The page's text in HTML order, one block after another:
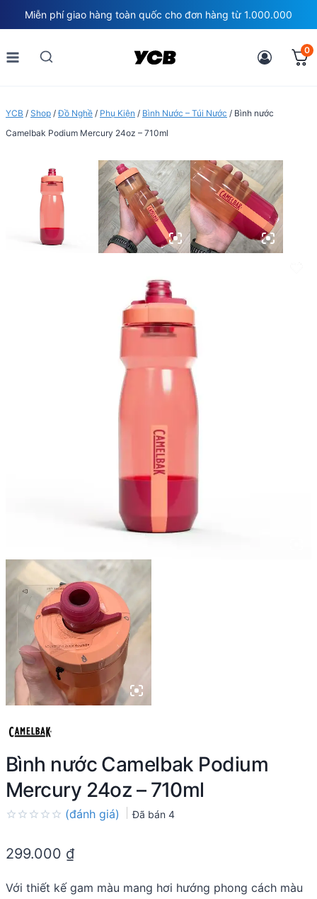
to
content
Miễn phí giao hàng toàn quốc cho đơn hàng từ 1.000.000
0
YCB / Shop /Đồ Nghề / Phụ Kiện / Bình Nước – Túi Nước / Bình nước
Camelbak Podium Mercury 24oz – 710ml
Bình nước Camelbak Podium
Mercury 24oz – 710ml
out
(đánh giá) Đã bán 4
299.000 ₫
Với thiết kế gam màu mang hơi hướng phong cách màu